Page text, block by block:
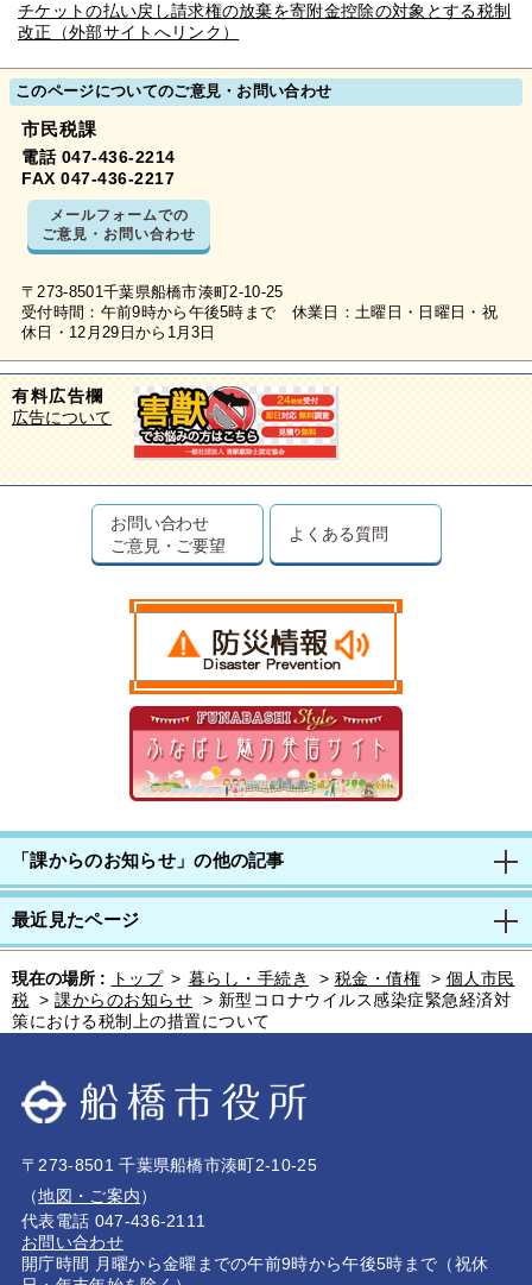
チケットの払い戻し請求権の放棄を寄附金控除の対象とする税制
改正（外部サイトへリンク）
このページについてのご意見・お問い合わせ
市民税課
電話 047-436-2214
FAX 047-436-2217
メールフォームでの
ご意見・お問い合わせ
〒273-8501千葉県船橋市湊町2-10-25
受付時間：午前9時から午後5時まで 休業日：土曜日・日曜日・祝
休日・12月29日から1月3日
有料広告欄
広告について
お問い合わせ
ご意見・ご要望
よくある質問
「課からのお知らせ」の他の記事
最近見たページ
現在の場所 : トップ > 暮らし・手続き > 税金・債権 > 個人市民
税 > 課からのお知らせ > 新型コロナウイルス感染症緊急経済対
策における税制上の措置について
〒273-8501 千葉県船橋市湊町2-10-25
（地図・ご案内）
代表電話 047-436-2111
お問い合わせ
開庁時間 月曜から金曜までの午前9時から午後5時まで（祝休